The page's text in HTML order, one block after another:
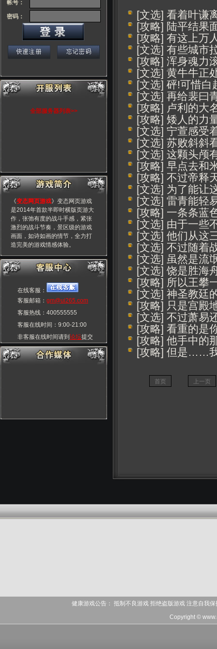
[文选] 看着叶谦
[攻略] 陆平结果
[攻略] 有这上万
[文选] 有些城市
[攻略] 浑身魂力
[文选] 黄牛牛正
[文选] 砰!可惜白
[文选] 再给裴曰
[攻略] 卢利的大
[攻略] 矮人的力
[文选] 宁萱感受
[文选] 苏败斜斜
[文选] 这颗头颅
[攻略] 早点去和
[攻略] 不过帝释
[文选] 为了能让
[文选] 雷青能轻
[攻略] 一条条蓝
[文选] 由于一些
[文选] 他们从这
[文选] 不过随着
[文选] 虽然是流
[文选] 饶是胜海
[攻略] 所以王攀
[文选] 神圣教廷
[攻略] 只是宫殿
[文选] 不过萧易
[攻略] 看重的是
[攻略] 他手中的
[攻略] 但是……
首页 上一页
帐号：
密码：
全部服务器列表>>
《变态网页游戏》变态网页游戏
是2014年首款半即时横版页游大
作，张弛有度的战斗手感，紧张
激烈的战斗节奏，景区级的游戏
画面，如诗如画的情节，全力打
造完美的游戏情感体验。
在线客服：
客服邮箱： gm@ui265.com
客服热线：400555555
客服在线时间：9:00-21:00
非客服在线时间请到 论坛提交
玩家交流群：55555555
健康游戏公告： 抵制不良游戏 拒绝盗版游戏 注意自我
Copyright ©